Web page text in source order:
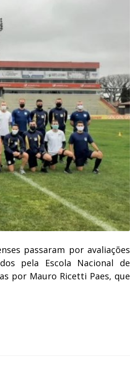
passaram por avaliações
pela Escola Nacional de
por Mauro Ricetti Paes, que